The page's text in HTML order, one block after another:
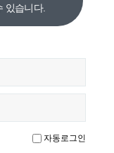
있습니다.
자동로그인